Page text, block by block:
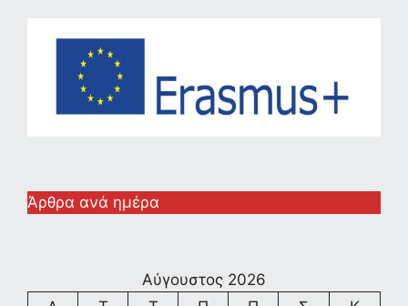
Άρθρα ανά ημέρα
Αύγουστος 2026